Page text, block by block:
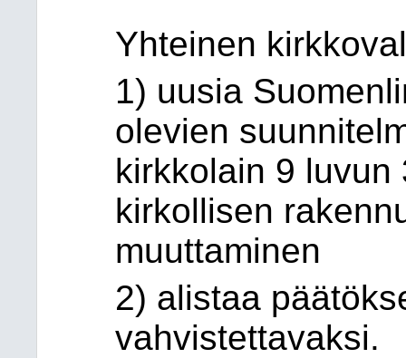
Yhteinen
1) uusia
olevien
kirkkolain 9 luvun
kirkollisen
muuttaminen
2) alistaa
vahvistettavaksi.